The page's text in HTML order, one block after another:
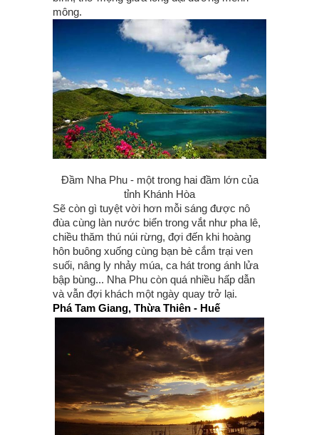
mông.
Đầm Nha Phu - một trong hai đầm lớn của
tỉnh Khánh Hòa
Sẽ còn gì tuyệt vời hơn mỗi sáng được nô
đùa cùng làn nước biển trong vắt như pha lê,
chiều thăm thú núi rừng, đợi đến khi hoàng
hôn buông xuống cùng bạn bè cắm trại ven
suối, nâng ly nhảy múa, ca hát trong ánh lửa
bập bùng... Nha Phu còn quá nhiều hấp dẫn
và vẫn đợi khách một ngày quay trở lại.
Phá Tam Giang, Thừa Thiên - Huế